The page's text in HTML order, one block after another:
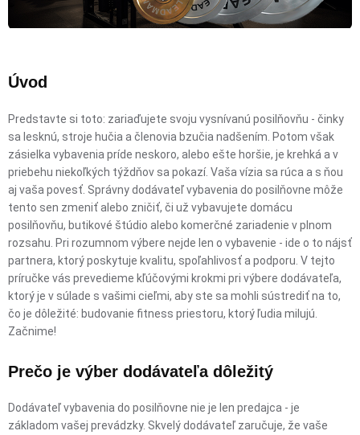
Úvod
Predstavte si toto: zariaďujete svoju vysnívanú posilňovňu - činky
sa lesknú, stroje hučia a členovia bzučia nadšením. Potom však
zásielka vybavenia príde neskoro, alebo ešte horšie, je krehká a v
priebehu niekoľkých týždňov sa pokazí. Vaša vízia sa rúca a s ňou
aj vaša povesť. Správny dodávateľ vybavenia do posilňovne môže
tento sen zmeniť alebo zničiť, či už vybavujete domácu
posilňovňu, butikové štúdio alebo komerčné zariadenie v plnom
rozsahu. Pri rozumnom výbere nejde len o vybavenie - ide o to nájsť
partnera, ktorý poskytuje kvalitu, spoľahlivosť a podporu. V tejto
príručke vás prevedieme kľúčovými krokmi pri výbere dodávateľa,
ktorý je v súlade s vašimi cieľmi, aby ste sa mohli sústrediť na to,
čo je dôležité: budovanie fitness priestoru, ktorý ľudia milujú.
Začnime!
Prečo je výber dodávateľa dôležitý
Dodávateľ vybavenia do posilňovne nie je len predajca - je
základom vašej prevádzky. Skvelý dodávateľ zaručuje, že vaše